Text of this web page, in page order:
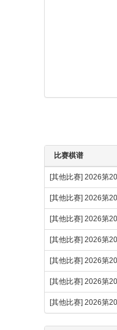
比赛棋谱
[其他比赛] 2026第
[其他比赛] 2026第
[其他比赛] 2026第
[其他比赛] 2026第
[其他比赛] 2026第
[其他比赛] 2026第
[其他比赛] 2026第